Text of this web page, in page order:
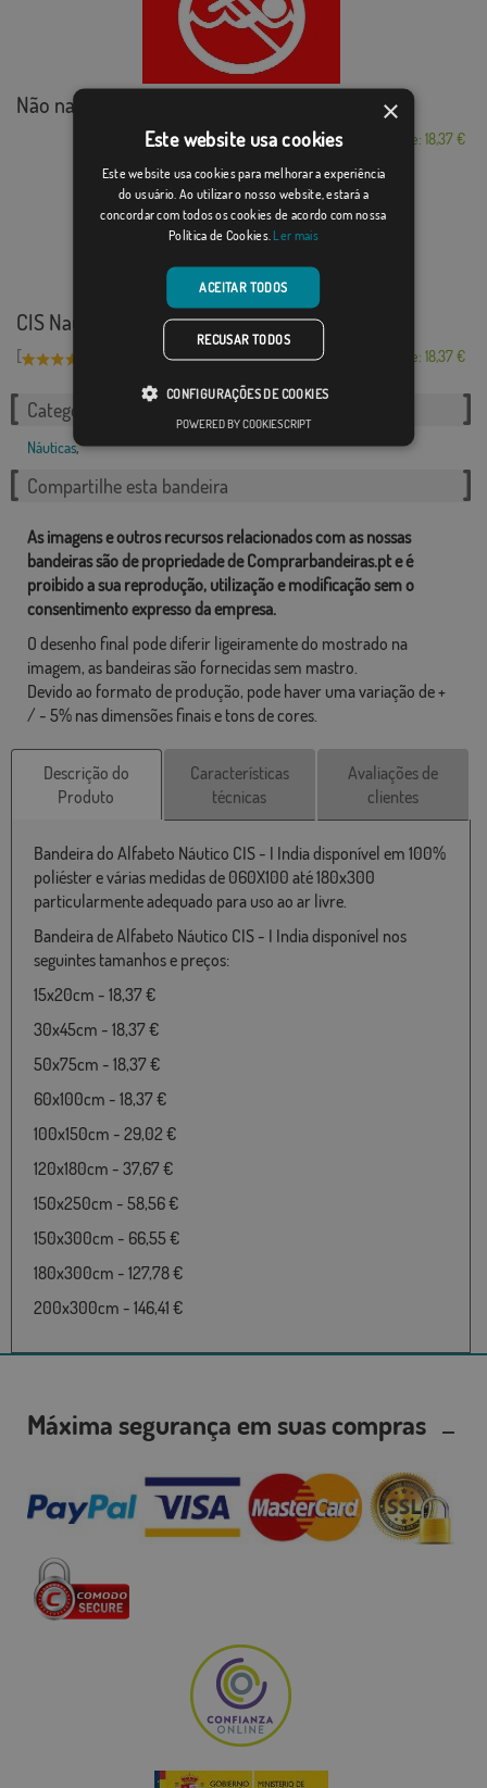
Não nadar
Desde: 18,37 €
CIS Nautical Alpha...
[ Desde: 18,37 €
Categorias relacionadas:
Náuticas,
Compartilhe esta bandeira
As imagens e outros recursos relacionados com as nossas
bandeiras são de propriedade de Comprarbandeiras.pt e é
proibido a sua reprodução, utilização e modificação sem o
consentimento expresso da empresa.
O desenho final pode diferir ligeiramente do mostrado na
imagem, as bandeiras são fornecidas sem mastro.
Devido ao formato de produção, pode haver uma variação de +
/ - 5% nas dimensões finais e tons de cores.
Descrição do
Produto
Características
técnicas
Avaliações de
clientes
Bandeira do Alfabeto Náutico CIS - I India disponível em 100%
poliéster e várias medidas de 060X100 até 180x300
particularmente adequado para uso ao ar livre.
Bandeira de Alfabeto Náutico CIS - I India disponível nos
seguintes tamanhos e preços:
15x20cm - 18,37 €
30x45cm - 18,37 €
50x75cm - 18,37 €
60x100cm - 18,37 €
100x150cm - 29,02 €
120x180cm - 37,67 €
150x250cm - 58,56 €
150x300cm - 66,55 €
180x300cm - 127,78 €
200x300cm - 146,41 €
Máxima segurança em suas compras
×
Este website usa cookies
Este website usa cookies para melhorar a experiência
do usuário. Ao utilizar o nosso website, estará a
concordar com todos os cookies de acordo com nossa
Política de Cookies. Ler mais
ACEITAR TODOS
RECUSAR TODOS
CONFIGURAÇÕES DE COOKIES
POWERED BY COOKIESCRIPT